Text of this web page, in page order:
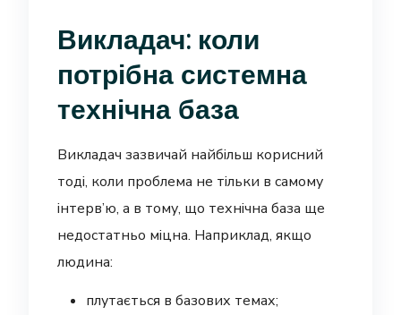
Викладач: коли
потрібна системна
технічна база
Викладач зазвичай найбільш корисний
тоді, коли проблема не тільки в самому
інтерв’ю, а в тому, що технічна база ще
недостатньо міцна. Наприклад, якщо
людина:
плутається в базових темах;